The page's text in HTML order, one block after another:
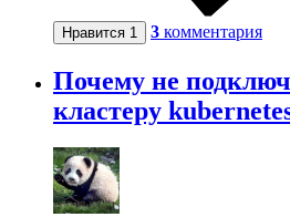
Нравится 1 3 комментария
Почему не
кластеру